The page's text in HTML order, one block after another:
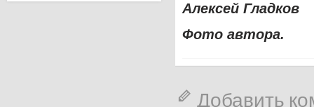
Алексей Гладков
Фото автора.
Добавить